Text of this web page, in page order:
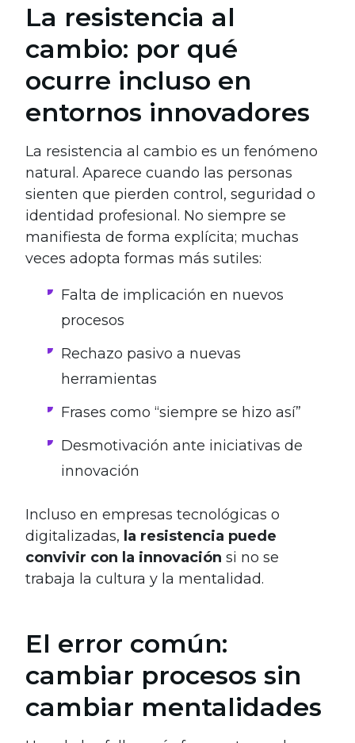
La resistencia al
cambio: por qué
ocurre incluso en
entornos innovadores
La resistencia al cambio es un fenómeno
natural. Aparece cuando las personas
sienten que pierden control, seguridad o
identidad profesional. No siempre se
manifiesta de forma explícita; muchas
veces adopta formas más sutiles:
Falta de implicación en nuevos
procesos
Rechazo pasivo a nuevas
herramientas
Frases como “siempre se hizo así”
Desmotivación ante iniciativas de
innovación
Incluso en empresas tecnológicas o
digitalizadas, la resistencia puede
convivir con la innovación si no se
trabaja la cultura y la mentalidad.
El error común:
cambiar procesos sin
cambiar mentalidades